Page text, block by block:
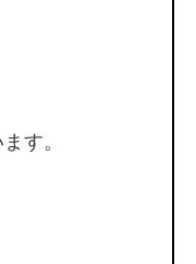
す。